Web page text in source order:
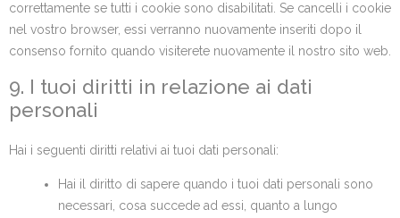
correttamente se tutti i cookie sono disabilitati. Se cancelli i cookie
nel vostro browser, essi verranno nuovamente inseriti dopo il
consenso fornito quando visiterete nuovamente il nostro sito web.
9. I tuoi diritti in relazione ai dati
personali
Hai i seguenti diritti relativi ai tuoi dati personali:
Hai il diritto di sapere quando i tuoi dati personali sono
necessari, cosa succede ad essi, quanto a lungo